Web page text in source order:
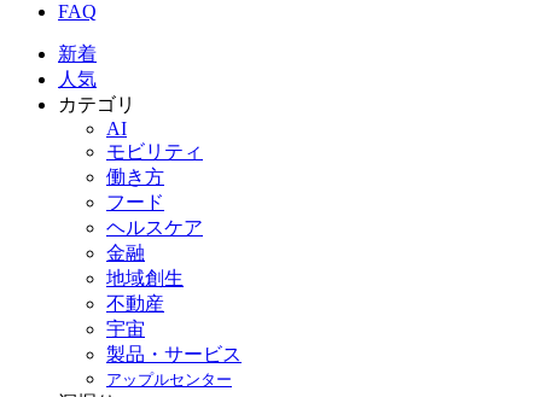
FAQ
新着
人気
カテゴリ
AI
モビリティ
働き方
フード
ヘルスケア
金融
地域創生
不動産
宇宙
製品・サービス
アップルセンター